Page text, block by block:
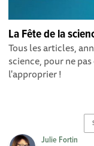
La Fête de la
Tous les articles,
science, pour ne
l'approprier !
Julie Fortin